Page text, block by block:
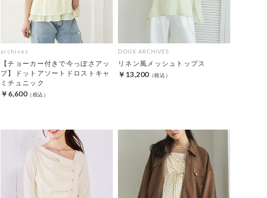
archives
【チョーカー付きで今っぽさアッ
プ】ドットアソートドロストキャ
ミチュニック
￥6,600
DOUX ARCHIVES
リネン風メッシュトップス
￥13,200